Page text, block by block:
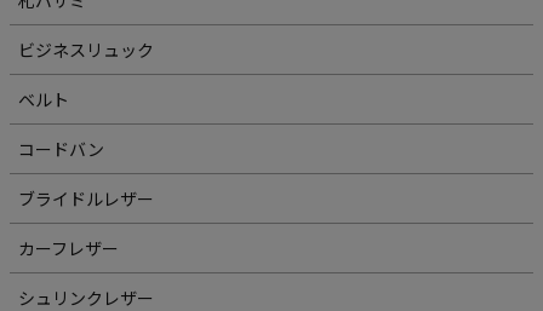
ビジネスリュック
ベルト
コードバン
ブライドルレザー
カーフレザー
シュリンクレザー